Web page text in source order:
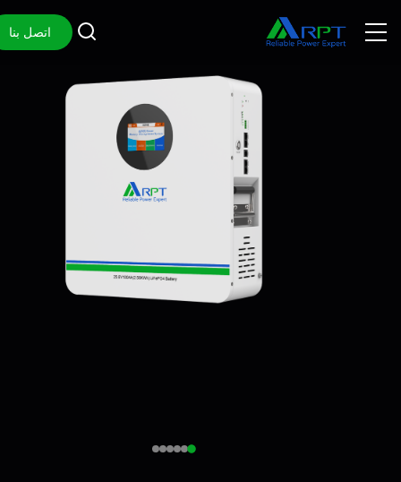
اتصل بنا